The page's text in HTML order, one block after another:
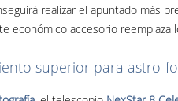
realizar el apuntado más
económico accesorio
superior para astro-